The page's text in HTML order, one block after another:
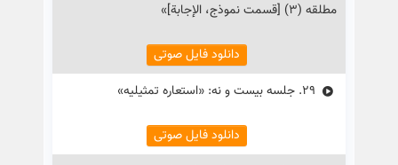
مطلقه (۳) [قسمت نموذج، الإجابة]»
دانلود فایل صوتی
29. جلسه بیست و نه: «استعاره تمثیلیه»
دانلود فایل صوتی